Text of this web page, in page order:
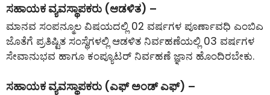
ಸಹಾಯಕ ವ್ಯವಸ್ಥಾಪಕರು (ಆಡಳಿತ) –
ಮಾನವ ಸಂಪನ್ಮೂಲ ವಿಷಯದಲ್ಲಿ 02 ವರ್ಷಗಳ ಪೂರ್ಣಾವಧಿ ಎಂಬಿಎ
ಜೊತೆಗೆ ಪ್ರತಿಷ್ಟಿತ ಸಂಸ್ಥೆಗಳಲ್ಲಿ ಆಡಳಿತ ನಿರ್ವಹಣೆಯಲ್ಲಿ 03 ವರ್ಷಗಳ
ಸೇವಾನುಭವ ಹಾಗೂ ಕಂಪ್ಯೂಟರ್ ನಿರ್ವಹಣೆ ಜ್ಞಾನ ಹೊಂದಿರಬೇಕು.
ಸಹಾಯಕ ವ್ಯವಸ್ಥಾಪಕರು (ಎಫ್ ಅಂಡ್ ಎಫ್) –